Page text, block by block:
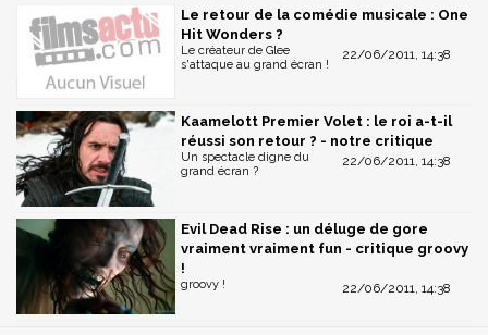
Le retour de la comédie musicale : One
Hit Wonders ?
22/06/2011, 14:38
Le créateur de Glee
s'attaque au grand écran !
Kaamelott Premier Volet : le roi a-t-il
réussi son retour ? - notre critique
22/06/2011, 14:38
Un spectacle digne du
grand écran ?
Evil Dead Rise : un déluge de gore
vraiment vraiment fun - critique groovy
!
22/06/2011, 14:38
groovy !